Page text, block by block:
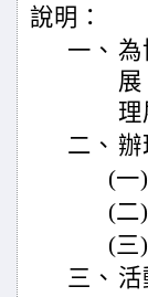
說明：
一、 為
理
二、 辦
(一)
(二)
(三)
三、 活